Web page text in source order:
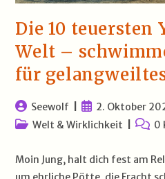
Die 10 teuersten
Welt –
für
Beitrags-
Autor:
Seewolf
Beitrag
veröffentlicht:
2. Oktober
Beitrags-
Welt & Wirklichkeit 0
Moin Jung, halt dich fest am